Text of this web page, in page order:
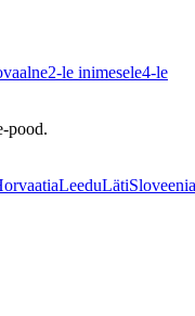
2-le inimesele4-le
pood.
LeeduLätiSloveenia